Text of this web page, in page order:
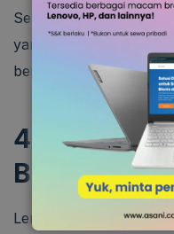
Selain itu, ada juga
yang memberikan
berbagai ancaman
4. Tetap
Berbagai
Lenovo ThinkPad X1